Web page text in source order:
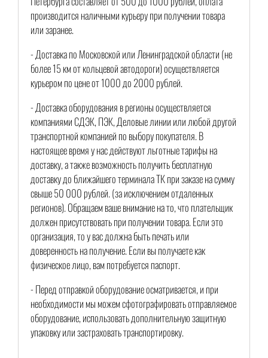
производится наличными курьеру при получении товара
или заранее.
- Доставка по Московской или Ленинградской области (не
более 15 км от кольцевой автодороги) осуществляется
курьером по цене от 1000 до 2000 рублей.
- Доставка оборудования в регионы осуществляется
компаниями СДЭК, ПЭК, Деловые линии или любой другой
транспортной компанией по выбору покупателя. В
настоящее время у нас действуют льготные тарифы на
доставку, а также возможность получить бесплатную
доставку до ближайшего терминала ТК при заказе на сумму
свыше 50 000 рублей. (за исключением отдаленных
регионов). Обращаем ваше внимание на то, что плательщик
должен присутствовать при получении товара. Если это
организация, то у вас должна быть печать или
доверенность на получение. Если вы получаете как
физическое лицо, вам потребуется паспорт.
- Перед отправкой оборудование осматривается, и при
необходимости мы можем сфотографировать отправляемое
оборудование, использовать дополнительную защитную
упаковку или застраховать транспортировку.